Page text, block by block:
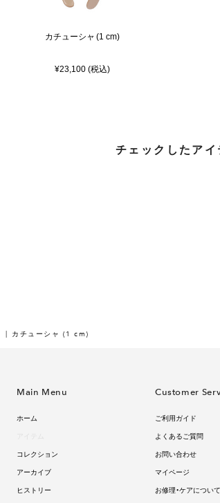
カチューシャ (1 cm)
¥23,100 (税込)
チェックしたアイ
カチューシャ (1 cm)
Main Menu
ホーム
コレクション
アーカイブ
ヒストリー
Customer
ご利用ガイド
よくあるご質問
お問い合わせ
マイページ
お修理・ケアについて